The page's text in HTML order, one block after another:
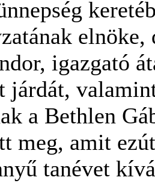
igazgató
járdát,
a Bethlen
meg, amit
tanévet